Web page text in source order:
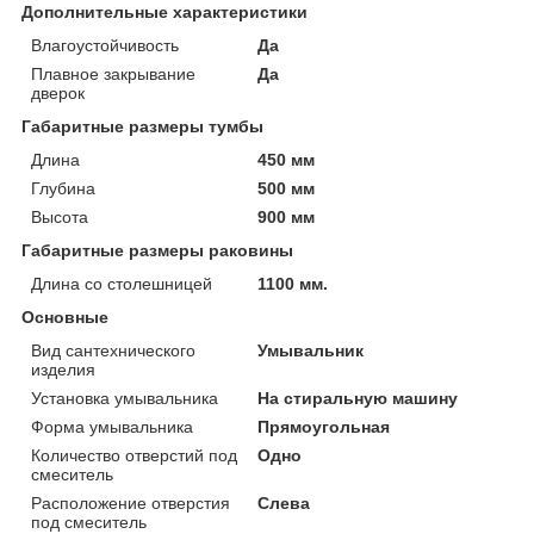
Дополнительные характеристики
Влагоустойчивость
Да
Плавное закрывание
дверок
Да
Габаритные размеры тумбы
Длина
450 мм
Глубина
500 мм
Высота
900 мм
Габаритные размеры раковины
Длина со столешницей
1100 мм.
Основные
Вид сантехнического
изделия
Умывальник
Установка умывальника
На стиральную машину
Форма умывальника
Прямоугольная
Количество отверстий под
смеситель
Одно
Расположение отверстия
под смеситель
Слева